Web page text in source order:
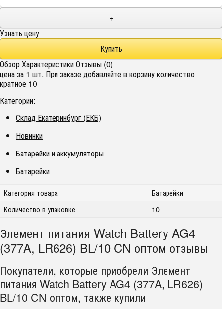
+
Узнать цену
ОбзорХарактеристикиОтзывы (0)
цена за 1 шт. При заказе добавляйте в корзину количество
кратное 10
Категории:
Склад Екатеринбург (ЕКБ)
Новинки
Батарейки и аккумуляторы
Батарейки
Категория товара
Батарейки
Количество в упаковке
10
Элемент питания Watch Battery AG4
(377A, LR626) BL/10 CN оптом отзывы
Покупатели, которые приобрели Элемент
питания Watch Battery AG4 (377A, LR626)
BL/10 CN оптом, также купили